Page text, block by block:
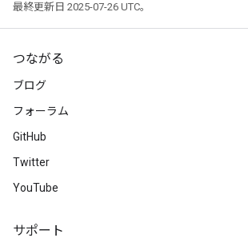
最終更新日 2025-07-26 UTC。
つながる
ブログ
フォーラム
GitHub
Twitter
YouTube
サポート